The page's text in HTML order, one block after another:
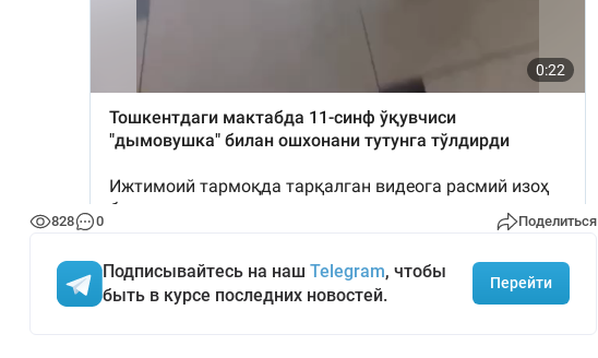
828 0 Поделиться
Подписывайтесь на наш Telegram, чтобы
быть в курсе последних новостей.
Перейти